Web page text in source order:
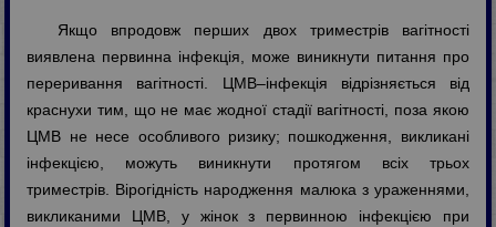
Якщо впродовж перших двох триместрів вагітності
виявлена первинна інфекція, може виникнути питання про
переривання вагітності. ЦМВ–інфекція відрізняється від
краснухи тим, що не має жодної стадії вагітності, поза якою
ЦМВ не несе особливого ризику; пошкодження, викликані
інфекцією, можуть виникнути протягом всіх трьох
триместрів. Вірогідність народження малюка з ураженнями,
викликаними ЦМВ, у жінок з первинною інфекцією при